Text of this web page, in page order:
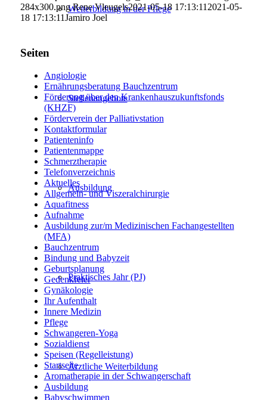
Weiterbildung in der Pflege
Stellenangebote
Ausbildung
Praktisches Jahr (PJ)
Ärztliche Weiterbildung
284x300.png Rene Vleugels2021-05-18 17:13:11 2021-05-
18 17:13:11Jamiro Joel
Seiten
Angiologie
Ernährungsberatung Bauchzentrum
Förderung über den Krankenhauszukunftsfonds
(KHZF)
Förderverein der Palliativstation
Kontaktformular
Patienteninfo
Patientenmappe
Schmerztherapie
Telefonverzeichnis
Aktuelles
Allgemein- und Viszeralchirurgie
Aquafitness
Aufnahme
Ausbildung zur/m Medizinischen Fachangestellten
(MFA)
Bauchzentrum
Bindung und Babyzeit
Geburtsplanung
Gedenkfeier
Gynäkologie
Ihr Aufenthalt
Innere Medizin
Pflege
Schwangeren-Yoga
Sozialdienst
Speisen (Regelleistung)
Startseite
Aromatherapie in der Schwangerschaft
Ausbildung
Babyschwimmen